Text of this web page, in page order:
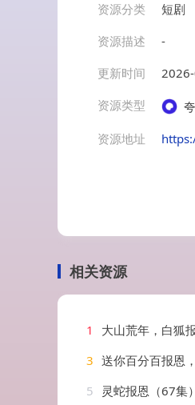
资源分类
短剧
资源描述
-
更新时间
资源类型
资源地址
相关资源
1 大山荒年，白狐
3 送你百分百报恩，你却信
5
灵蛇报恩（67集）